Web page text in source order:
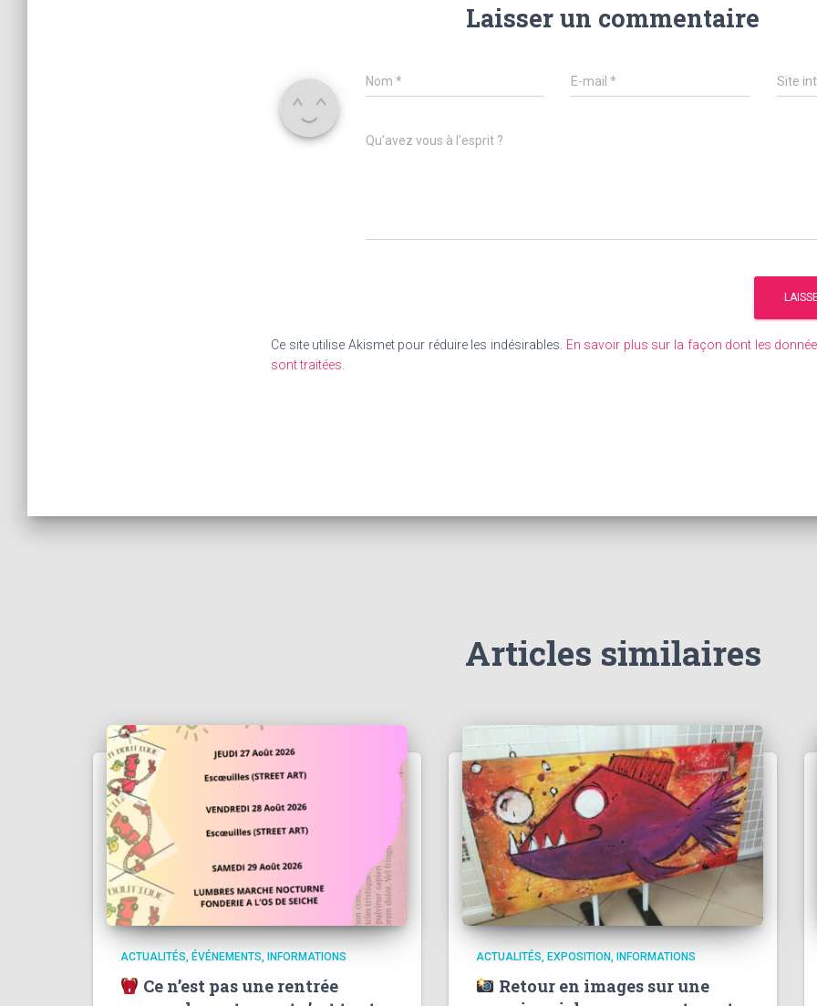
Laisser un commentaire
Nom * E-mail* Site
Qu’avez vous à l’esprit ?
Ce site utilise Akismet pour réduire les indésirables. En savoir plus sur la façon dont les
sont traitées
Articles similaires
ACTUALITÉS ÉVÉNEMENTS INFORMATIONS
Ce n’est pas une rentrée
ACTUALITÉS EXPOSITION INFORMATIONS
Retour en images sur une